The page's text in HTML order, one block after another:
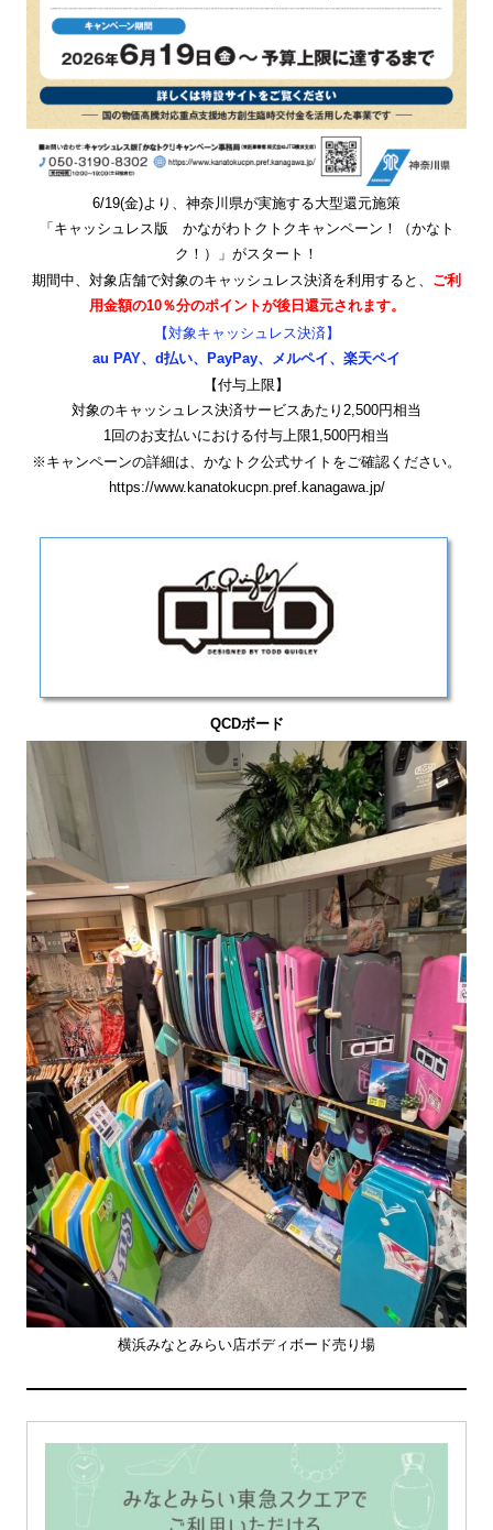
6/19(金)より、神奈川県が実施する大型還元施策
「キャッシュレス版 かながわトクトクキャンペーン！（かなト
ク！）」がスタート！
期間中、対象店舗で対象のキャッシュレス決済を利用すると、 ご利
用金額の10％分のポイントが後日還元されます。
【対象キャッシュレス決済】
au PAY、d払い、PayPay、メルペイ、楽天ペイ
【付与上限】
対象のキャッシュレス決済サービスあたり2,500円相当
1回のお支払いにおける付与上限1,500円相当
※キャンペーンの詳細は、かなトク公式サイトをご確認ください。
https://www.kanatokucpn.pref.kanagawa.jp/
QCDボード
横浜みなとみらい店ボディボード売り場